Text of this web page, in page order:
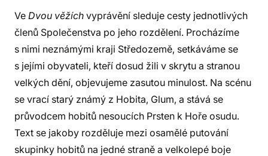
Ve Dvou věžích vyprávění sleduje cesty jednotlivých
členů Společenstva po jeho rozdělení. Procházíme
s nimi neznámými kraji Středozemě, setkáváme se
s jejími obyvateli, kteří dosud žili v skrytu a stranou
velkých dění, objevujeme zasutou minulost. Na scénu
se vrací starý známý z Hobita, Glum, a stává se
průvodcem hobitů nesoucích Prsten k Hoře osudu.
Text se jakoby rozděluje mezi osamělé putování
skupinky hobitů na jedné straně a velkolepé boje